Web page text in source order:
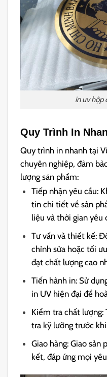
in uv hộp
Quy Trình In
Quy trình in nhanh tại
chuyên nghiệp, đảm
lượng sản phẩm:
Tiếp nhận yêu cầu:
tin chi tiết về sản
liệu và thời gian yêu
Tư vấn và thiết kế:
chỉnh sửa hoặc tối
đạt chất lượng cao
Tiến hành in: Sử
in UV hiện đại để
Kiểm tra chất lượng:
tra kỹ lưỡng trước
Giao hàng: Giao sản
kết, đáp ứng mọi